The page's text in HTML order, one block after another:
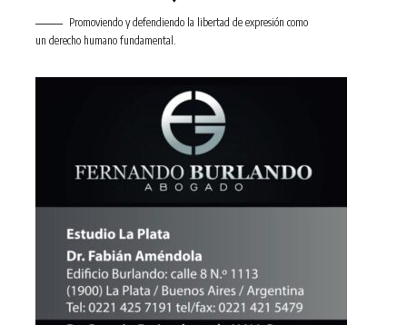
Promoviendo y defendiendo la libertad de expresión como
un derecho humano fundamental.